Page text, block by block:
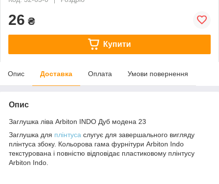
26 ₴
Купити
Опис Доставка Оплата Умови повернення
Опис
Заглушка ліва Arbiton INDO Дуб модена 23
Заглушка для плінтуса слугує для завершального вигляду
плінтуса збоку. Кольорова гама фурнітури Arbiton Indo
текстурована і повністю відповідає пластиковому плінтусу
Arbiton Indo.